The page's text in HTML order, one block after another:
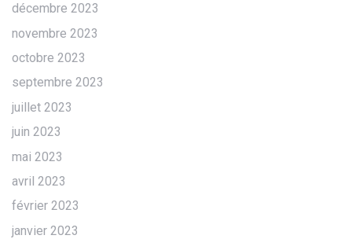
décembre 2023
novembre 2023
octobre 2023
septembre 2023
juillet 2023
juin 2023
mai 2023
avril 2023
février 2023
janvier 2023